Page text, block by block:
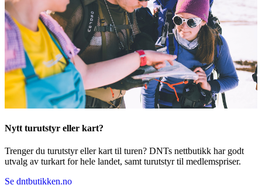
Nytt turutstyr eller kart?
Trenger du turutstyr eller kart til turen? DNTs nettbutikk har godt
utvalg av turkart for hele landet, samt turutstyr til medlemspriser.
Se dntbutikken.no